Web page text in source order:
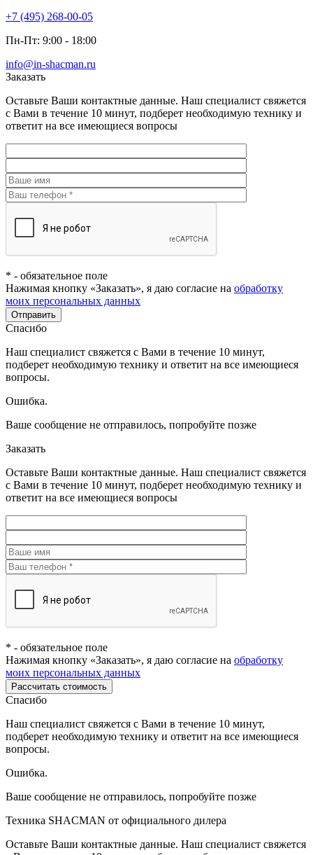
+7 (495) 268-00-05
Пн-Пт: 9:00 - 18:00
info@in-shacman.ru
Заказать
Оставьте Ваши контактные данные. Наш специалист свяжется
с Вами в течение 10 минут, подберет необходимую технику и
ответит на все имеющиеся вопросы
* - обязательное поле
Нажимая кнопку «Заказать», я даю согласие на обработку
моих персональных данных
Отправить
Спасибо
Наш специалист свяжется с Вами в течение 10 минут,
подберет необходимую технику и ответит на все имеющиеся
вопросы.
Ошибка.
Ваше сообщение не отправилось, попробуйте позже
Заказать
Оставьте Ваши контактные данные. Наш специалист свяжется
с Вами в течение 10 минут, подберет необходимую технику и
ответит на все имеющиеся вопросы
* - обязательное поле
Нажимая кнопку «Заказать», я даю согласие на обработку
моих персональных данных
Рассчитать стоимость
Спасибо
Наш специалист свяжется с Вами в течение 10 минут,
подберет необходимую технику и ответит на все имеющиеся
вопросы.
Ошибка.
Ваше сообщение не отправилось, попробуйте позже
Техника SHACMAN от официального дилера
Оставьте Ваши контактные данные. Наш специалист свяжется